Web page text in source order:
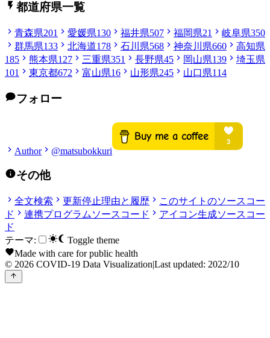
都道府県一覧
青森県201 愛媛県130 福井県507 福岡県21 岐阜県350
群馬県133 北海道178 石川県568 神奈川県660
高知県
185
熊本県127 三重県351 長野県45 岡山県139
埼玉県
101
東京都672 富山県16 山形県245 山口県114
フォロー
Author @matsubokkuri
その他
全文検索 更新停止理由と履歴
このサイトのソースコー
ド
連携プログラムソースコード
アイコン生成ソースコー
ド
テーマ:
Toggle theme
Made with care for public health
© 2026 COVID-19 Data Visualization|Last updated: 2022/10